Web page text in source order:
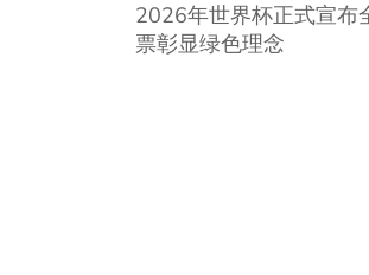
2026年世界杯正式宣布
票彰显绿色理念